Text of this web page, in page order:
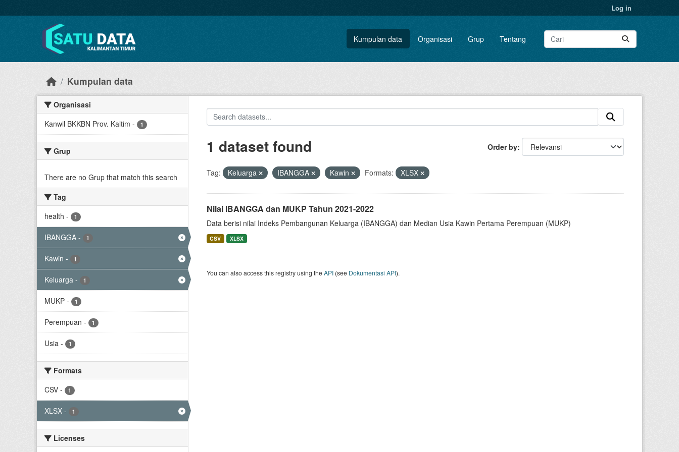
Log in
Kumpulan data Organisasi Grup Tentang
Kumpulan data
Organisasi
Kanwil BKKBN Prov. Kaltim - 1
Grup
There are no Grup that match this search
Tag
health - 1
IBANGGA - 1
Kawin - 1
Keluarga - 1
MUKP - 1
Perempuan - 1
Usia - 1
Formats
CSV - 1
XLSX - 1
Licenses
Order by
1 dataset found
Tag: Keluarga IBANGGA Kawin Formats: XLSX
Nilai IBANGGA dan MUKP Tahun 2021-2022
Data berisi nilai Indeks Pembangunan Keluarga (IBANGGA) dan Median Usia Kawin Pertama Perempuan (MUKP)
CSV XLSX
You can also access this registry using theAPI(see Dokumentasi API).